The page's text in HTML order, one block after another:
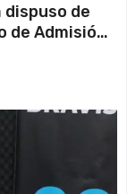
dispuso de
de Admisión